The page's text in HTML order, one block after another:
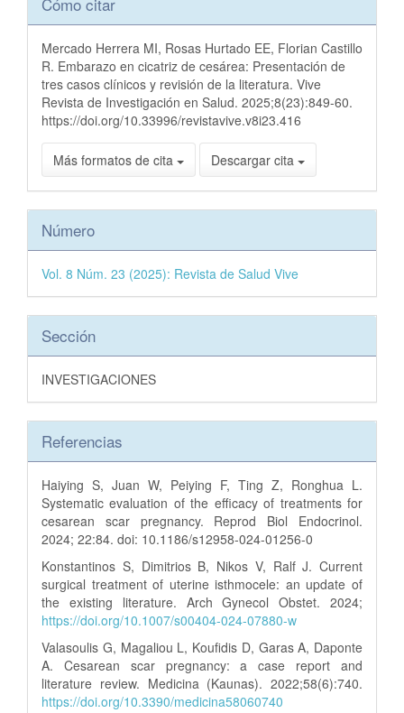
del
artículo
Mercado Herrera MI, Rosas Hurtado EE, Florian Castillo
R. Embarazo en cicatriz de cesárea: Presentación de
tres casos clínicos y revisión de la literatura. Vive
Revista de Investigación en Salud. 2025;8(23):849-60.
https://doi.org/10.33996/revistavive.v8i23.416
Más formatos de cita Descargar cita
Número
Vol. 8 Núm. 23 (2025): Revista de Salud Vive
Sección
INVESTIGACIONES
Referencias
Haiying S, Juan W, Peiying F, Ting Z, Ronghua L.
Systematic evaluation of the efficacy of treatments for
cesarean scar pregnancy. Reprod Biol Endocrinol.
2024; 22:84. doi: 10.1186/s12958-024-01256-0
Konstantinos S, Dimitrios B, Nikos V, Ralf J. Current
surgical treatment of uterine isthmocele: an update of
the existing literature. Arch Gynecol Obstet. 2024;
https://doi.org/10.1007/s00404-024-07880-w
Valasoulis G, Magaliou L, Koufidis D, Garas A, Daponte
A. Cesarean scar pregnancy: a case report and
literature review. Medicina (Kaunas). 2022;58(6):740.
https://doi.org/10.3390/medicina58060740